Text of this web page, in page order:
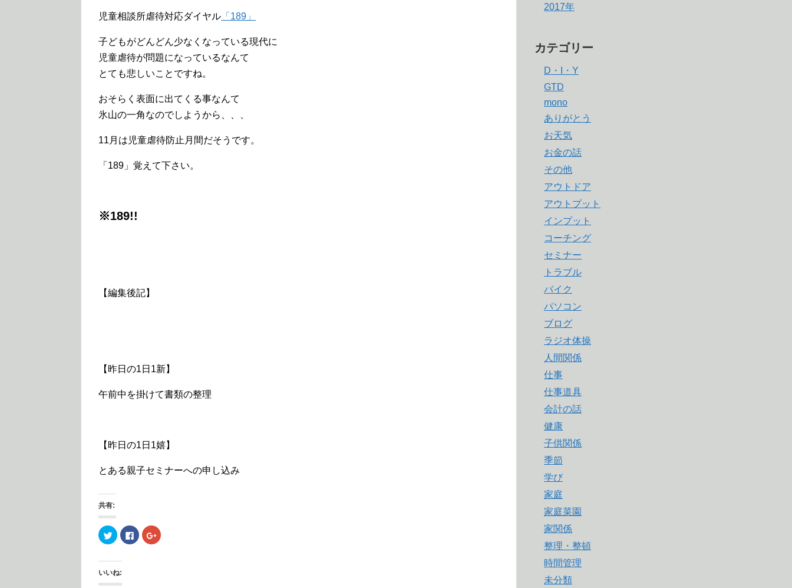
児童相談所虐待対応ダイヤル 「189」
子どもがどんどん少なくなっている現代に
児童虐待が問題になっているなんて
とても悲しいことですね。
おそらく表面に出てくる事なんて
氷山の一角なのでしようから、、、
11月は児童虐待防止月間だそうです。
「189」覚えて下さい。
※189!!
【編集後記】
【昨日の1日1新】
午前中を掛けて書類の整理
【昨日の1日1嬉】
とある親子セミナーへの申し込み
共有:
ク
リ
し
て
T
w
F
a
ク
リ
いいね:
2017年
カテゴリー
D・I・Y
GTD
mono
ありがとう
お天気
お金の話
その他
アウトドア
アウトプット
インプット
コーチング
セミナー
トラブル
バイク
パソコン
ブログ
ラジオ体操
人間関係
仕事
仕事道具
会計の話
健康
子供関係
季節
学び
家庭
家庭菜園
家関係
整理・整頓
時間管理
未分類